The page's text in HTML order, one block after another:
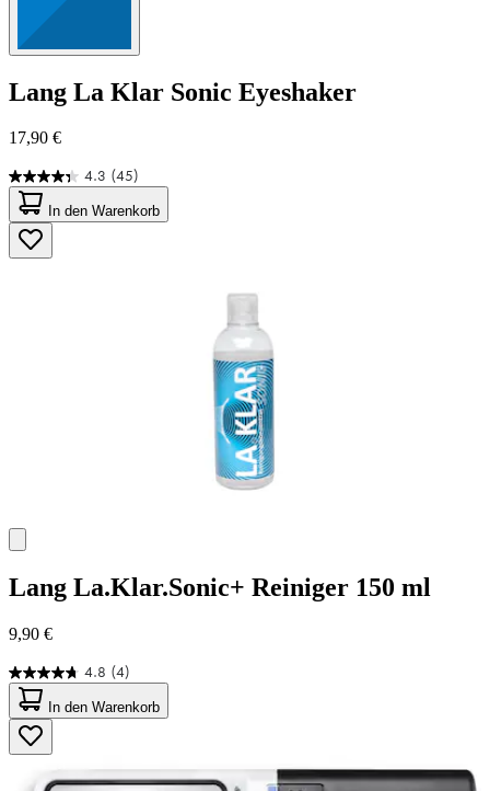
Lang La Klar Sonic Eyeshaker
17,90 €
4.3 (45)
4.3
von
5
Sternen.
45
In den Warenkorb
Lang La.Klar.Sonic+ Reiniger 150 ml
9,90 €
4.8 (4)
4.8
von
5
Sternen.
4
Bewertungen
In den Warenkorb